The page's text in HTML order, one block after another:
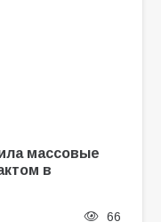
массовые
в
66